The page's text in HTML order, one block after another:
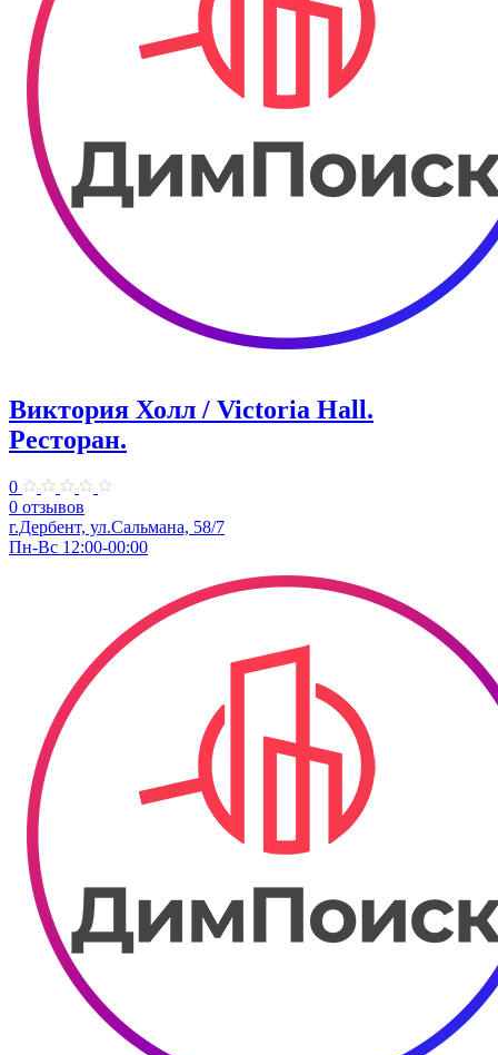
Виктория Холл / Victoria Hall.
Ресторан.
0
0 отзывов
г.Дербент, ул.Сальмана, 58/7
Пн-Вс 12:00-00:00